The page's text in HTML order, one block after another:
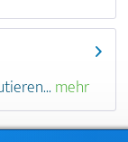
mehr